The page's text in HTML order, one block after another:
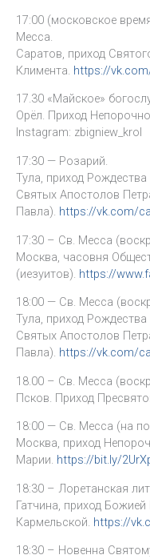
17:00 (московское
Месса.
Саратов, приход
Климента. https://
17.30 «Майское»
Орёл. Приход
Instagram: zbigniew_krol
17:30 — Розарий.
Тула, приход
Святых Апостолов
Павла). https://vk.com/
17:30 – Св. Месса
Москва, часовня
(иезуитов). https://
18:00 — Св. Месса
Тула, приход
Святых Апостолов
Павла). https://vk.com/
18.00 – Св. Месса
Псков. Приход
18:00 — Св. Месса (на
Москва, приход
Марии. https://bit.ly/
18:30 – Лоретанская
Гатчина, приход Божией
Кармельской. https://
18:30 – Новенна